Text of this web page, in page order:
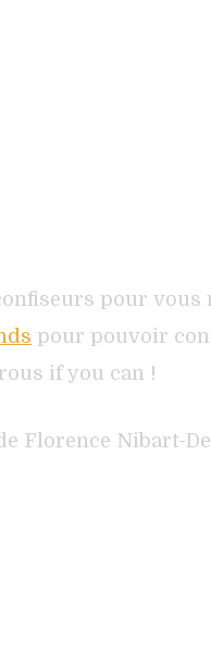
pour
pour pouvoir
if you can !
Florence Nibart-